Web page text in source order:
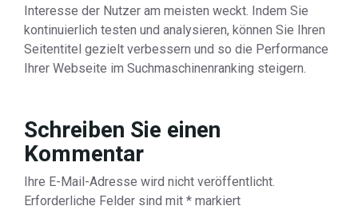
Interesse der Nutzer am meisten weckt. Indem Sie
kontinuierlich testen und analysieren, können Sie Ihren
Seitentitel gezielt verbessern und so die Performance
Ihrer Webseite im Suchmaschinenranking steigern.
Schreiben Sie einen
Kommentar
Ihre E-Mail-Adresse wird nicht veröffentlicht.
Erforderliche Felder sind mit * markiert